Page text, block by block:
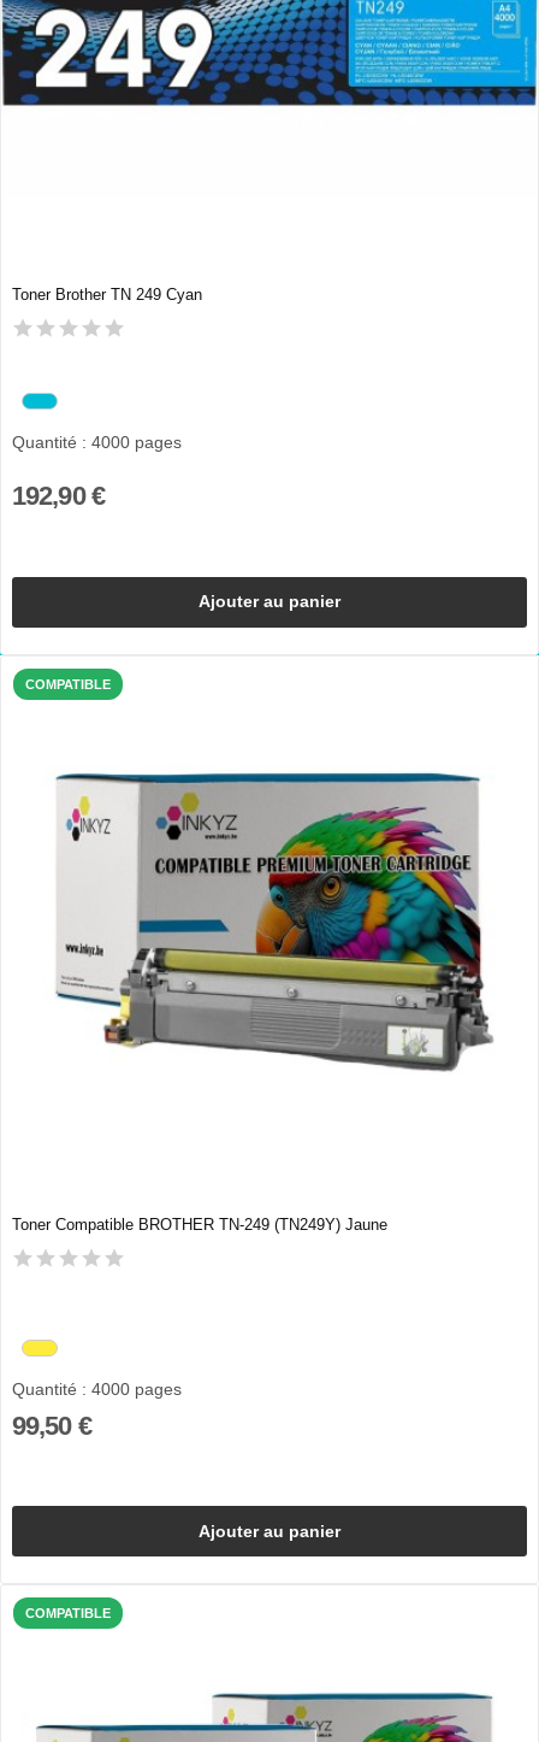
Toner Brother TN 249 Cyan
Quantité : 4000 pages
192,90 €
Ajouter au panier
COMPATIBLE
Toner Compatible BROTHER TN-249 (TN249Y) Jaune
Quantité : 4000 pages
99,50 €
Ajouter au panier
COMPATIBLE